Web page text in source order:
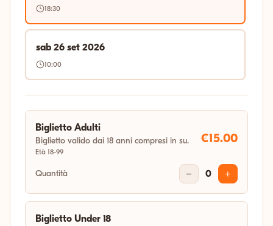
18:30
sab 26 set 2026
10:00
Biglietto Adulti
Biglietto valido dai 18 anni compresi in su.
Età 18-99
€15.00
Quantità − 0 +
Biglietto Under 18